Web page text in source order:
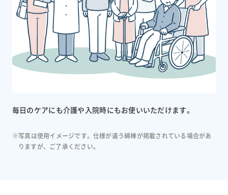
毎日のケアにも介護や入院時にもお使いいただけます。
※写真は使用イメージです。仕様が違う綿棒が掲載されている場合があ
りますが、ご了承ください。